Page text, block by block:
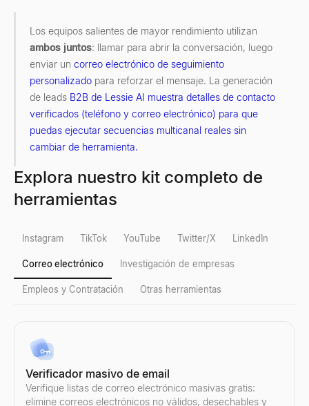
Los equipos salientes de mayor rendimiento utilizan
ambos juntos: llamar para abrir la conversación, luego
enviar un correo electrónico de seguimiento
personalizado para reforzar el mensaje. La generación
de leads B2B de Lessie AI muestra detalles de contacto
verificados (teléfono y correo electrónico) para que
puedas ejecutar secuencias multicanal reales sin
cambiar de herramienta.
Explora nuestro kit completo de
herramientas
Instagram TikTok YouTube Twitter/X LinkedIn
Correo electrónico Investigación de empresas
Empleos y Contratación Otras herramientas
Verificación de seguidores falsos en Instagram
Detecte seguidores falsos de Instagram al instante. Nuestra
Explorar→
Verificación de seguidores falsos en TikTok
Detecte seguidores falsos de TikTok al instante. Nuestra
Explorar→
Contador de seguidores de YouTube
Consulte el recuento de suscriptores en tiempo real y las
Explorar→
Visor de Perfiles de X
Ver perfiles públicos de X (Twitter) de forma anónima — sin
Explorar→
Calificador de Leads de LinkedIn
Pegue una publicación de LinkedIn: vea si el autor es un
Explorar→
Verificador masivo de email
Verifique listas de correo electrónico masivas gratis:
elimine correos electrónicos no válidos, desechables y